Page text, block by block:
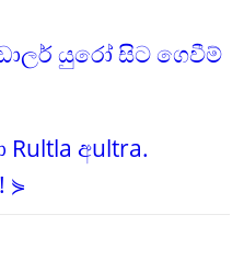
යුරෝ සිට ගෙවීම්
Rultla අultra.
⋟